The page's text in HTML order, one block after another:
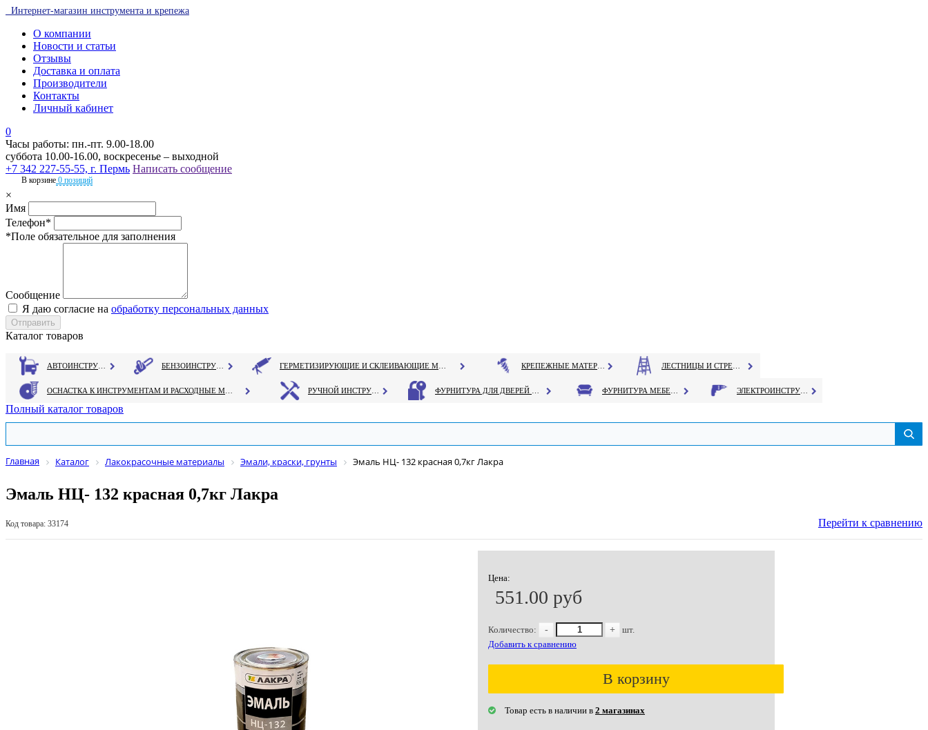
Интернет-магазин инструмента и крепежа
О компании
Новости и статьи
Отзывы
Доставка и оплата
Производители
Контакты
Личный кабинет
0
Часы работы: пн.-пт. 9.00-18.00
суббота 10.00-16.00, воскресенье – выходной
+7 342 227-55-55, г. Пермь Написать сообщение
В корзине 0 позиций
×
Имя
Телефон*
*Поле обязательное для заполнения
Сообщение
Я даю согласие на обработку персональных данных
Каталог товаров
Полный каталог товаров
Главная Каталог Лакокрасочные материалы Эмали, краски, грунты Эмаль НЦ- 132 красная 0,7кг Лакра
Эмаль НЦ- 132 красная 0,7кг Лакра
Код товара: 33174 Перейти к сравнению
Цена:
551.00 руб
Количество: - +
шт.
Добавить к сравнению
В корзину
Товар есть в наличии в 2 магазинах